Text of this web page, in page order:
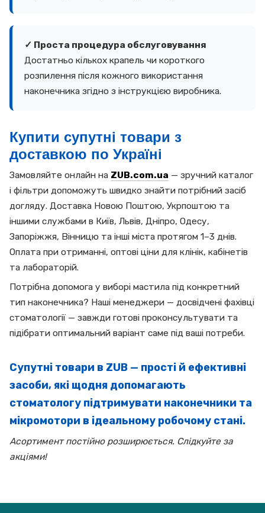
✓ Проста процедура обслуговування
Достатньо кількох крапель чи короткого
розпилення після кожного використання
наконечника згідно з інструкцією виробника.
Купити супутні товари з
доставкою по Україні
Замовляйте онлайн на ZUB.com.ua — зручний каталог
і фільтри допоможуть швидко знайти потрібний засіб
догляду. Доставка Новою Поштою, Укрпоштою та
іншими службами в Київ, Львів, Дніпро, Одесу,
Запоріжжя, Вінницю та інші міста протягом 1–3 днів.
Оплата при отриманні, оптові ціни для клінік, кабінетів
та лабораторій.
Потрібна допомога у виборі мастила під конкретний
тип наконечника? Наші менеджери — досвідчені фахівці
стоматології — завжди готові проконсультувати та
підібрати оптимальний варіант саме під ваші потреби.
Супутні товари в ZUB — прості й ефективні
засоби, які щодня допомагають
стоматологу підтримувати наконечники та
мікромотори в ідеальному робочому стані.
Асортимент постійно розширюється. Слідкуйте за
акціями!